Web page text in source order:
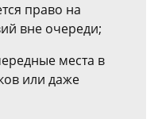
право на
вне очереди;
места в
или даже